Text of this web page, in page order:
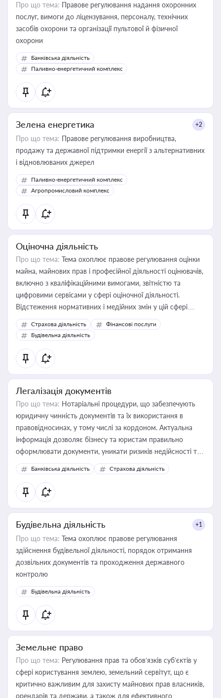
Про що тема: Правове регулювання надання охоронних
послуг, вимоги до ліцензування, персоналу, технічних
засобів охорони та організації пультової й фізичної
охорони
Банківська діяльність
Паливно-енергетичний комплекс
Зелена енергетика +2
Про що тема: Правове регулювання виробництва,
продажу та державної підтримки енергії з альтернативних
і відновлюваних джерел
Паливно-енергетичний комплекс
Агропромисловий комплекс
Оціночна діяльність
Про що тема: Тема охоплює правове регулювання оцінки
майна, майнових прав і професійної діяльності оцінювачів,
включно з кваліфікаційними вимогами, звітністю та
цифровими сервісами у сфері оціночної діяльності.
Відстеження нормативних і медійних змін у цій сфері
корисне для власника бізнесу, керівника, юриста або
бухгалтера під час оподаткування, приватизації, оренди
державного майна, корпоративних угод і перевірки
статусу суб'єктів оціночної діяльності
Страхова діяльність
Фінансові послуги
Будівельна діяльність
Легалізація документів
Про що тема: Нотаріальні процедури, що забезпечують
юридичну чинність документів та їх використання в
правовідносинах, у тому числі за кордоном. Актуальна
інформація дозволяє бізнесу та юристам правильно
оформлювати документи, уникати ризиків недійсності та
забезпечувати їх належне прийняття органами влади та
контрагентами
Банківська діяльність Страхова діяльність
Будівельна діяльність +1
Про що тема: Тема охоплює правове регулювання
здійснення будівельної діяльності, порядок отримання
дозвільних документів та проходження державного
контролю
Будівельна діяльність
Земельне право
Про що тема: Регулювання прав та обов’язків суб’єктів у
сфері користування землею, земельний сервітут, що є
критично важливим для захисту майнових прав власників,
орендарів та держави, а також для ефективного